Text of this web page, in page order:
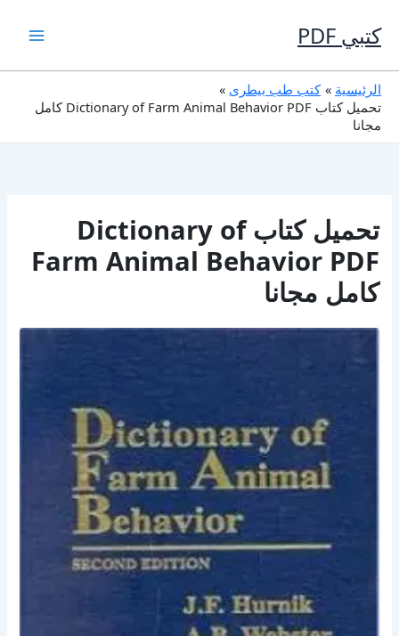
إلى
المحتوى
كتبي PDF
الرئيسية
كتب طب بيطرى
تحميل كتاب Dictionary of Farm Animal Behavior PDF كامل
مجانا
تحميل كتاب Dictionary of
Farm Animal Behavior PDF
كامل مجانا